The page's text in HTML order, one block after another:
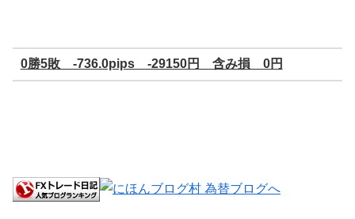
0勝5敗 -736.0pips -29150円 含み損 0円